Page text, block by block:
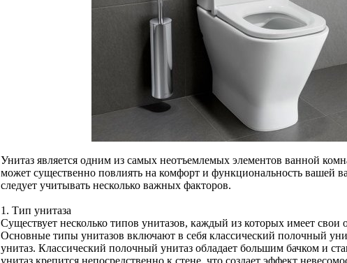
Унитаз является одним из самых неотъемлемых элементов ванной
может существенно повлиять на комфорт и функциональность вашей
следует учитывать несколько важных факторов.
1. Тип унитаза
Существует несколько типов унитазов, каждый из которых имеет свои
Основные типы унитазов включают в себя классический полочный
унитаз. Классический полочный унитаз обладает большим бачком и
унитаз крепится непосредственно к стене, что создает эффект